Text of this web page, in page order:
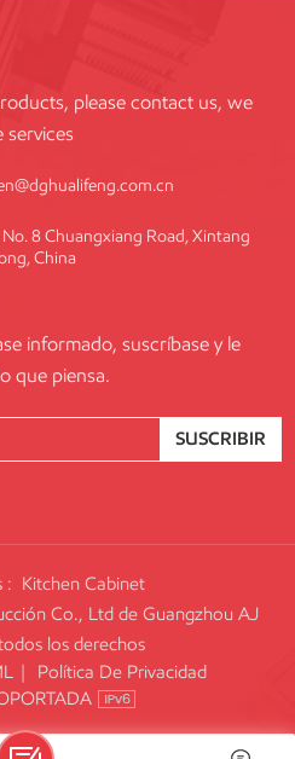
please contact us, we
8 Chuangxiang Road, Xintang
China
informado, suscríbase y le
que piensa.
SUSCRIBIR
: Kitchen Cabinet
Co., Ltd de Guangzhou AJ
los derechos
|
Política De Privacidad